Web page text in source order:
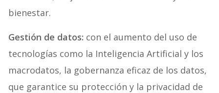
bienestar.
Gestión de datos: con el aumento del uso de
tecnologías como la Inteligencia Artificial y los
macrodatos, la gobernanza eficaz de los datos,
que garantice su protección y la privacidad de